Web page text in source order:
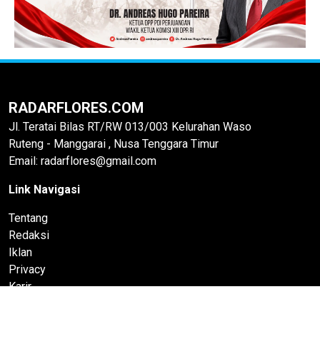
RADARFLORES.COM
Jl. Teratai Bilas RT/RW 013/003 Kelurahan Waso
Ruteng - Manggarai , Nusa Tenggara Timur
Email: radarflores@gmail.com
Link Navigasi
Tentang
Redaksi
Iklan
Privacy
Karir